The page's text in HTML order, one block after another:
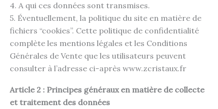
4. A qui ces données sont transmises.
5. Éventuellement, la politique du site en matière de
fichiers “cookies”. Cette politique de confidentialité
complète les mentions légales et les Conditions
Générales de Vente que les utilisateurs peuvent
consulter à l’adresse ci-après www.zcristaux.fr
Article 2 : Principes généraux en matière de collecte
et traitement des données